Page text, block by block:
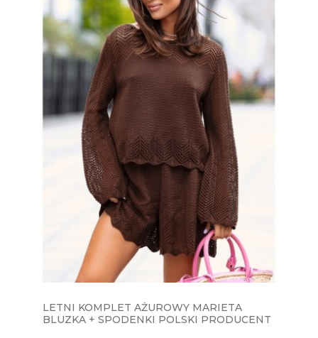
LETNI KOMPLET AŻUROWY MARIETA
BLUZKA + SPODENKI POLSKI PRODUCENT